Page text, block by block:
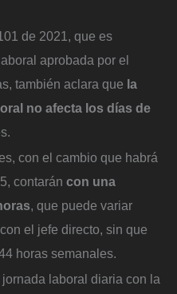
de 2021, que es
aprobada por el
también aclara que la
no afecta los días de
con el cambio que habrá
contarán con una
, que puede variar
el jefe directo, sin que
horas semanales.
laboral diaria con la